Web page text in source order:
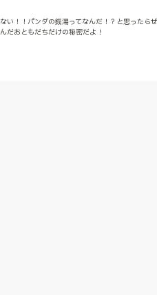
い！！パンダの銭湯ってなんだ！？と思ったら
だおともだちだけの秘密だよ！